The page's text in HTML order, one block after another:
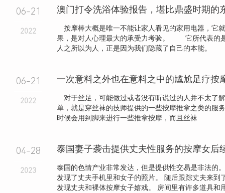
06-21
2022
澳门打令洗浴体验报告，堪比鼎盛时期的
按摩棒大概是唯一不能让家人看见的家用电器，它
果，是对人心理最大的承受力考验。 它所代表的
人之所以为人，正是因为我们隐藏了自己的本能。
06-21
2022
一次意料之外也在意料之中的尴尬足疗按
对于丝足，可能做过或者没有听说过的人并不太了
单，就是穿丝袜的技师提供的一些按摩推拿之类的服
时候会用到脚来进行一些推拿按摩，而且丝袜
04-28
2023
泰国的色情产业非常发达，但是提供性交易是非法的
发现了丈夫手机里和女子的照片。 随后跟踪丈夫来到
发现丈夫和裸体按摩女子嬉戏。 房间里有许多道具和